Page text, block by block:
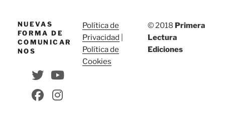
NUEVAS
FORMA DE
COMUNICAR
NOS
Política de
Privacidad
Política de
Cookies
© 2018 Primera
Lectura
Ediciones